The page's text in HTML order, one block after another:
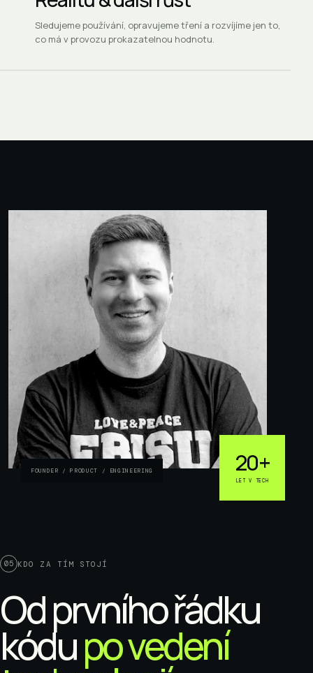
Sledujeme používání, opravujeme tření a rozvíjíme jen to,
co má v provozu prokazatelnou hodnotu.
FOUNDER / PRODUCT / ENGINEERING 20+
LET V TECH
05 KDO ZA TÍM STOJÍ
Od prvního řádku
kódupo vedení